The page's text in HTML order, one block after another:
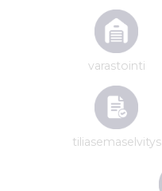
varastointi
tiliasemaselvitys